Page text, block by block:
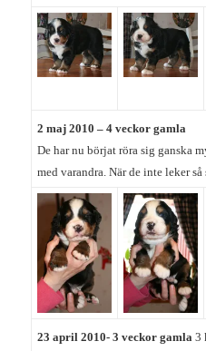
2 maj 2010 – 4 veckor gamla
De har nu börjat röra sig ganska
med varandra. När de inte leker så
23 april 2010- 3 veckor gamla3